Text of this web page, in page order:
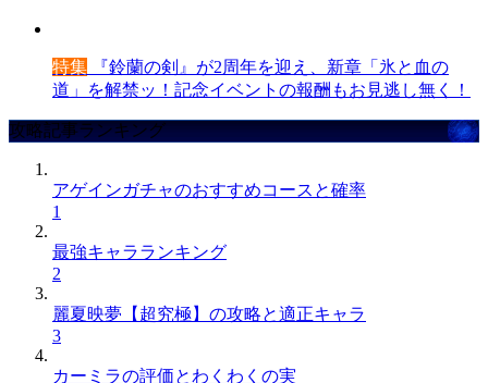
特集 『鈴蘭の剣』が2周年を迎え、新章「氷と血の
道」を解禁ッ！記念イベントの報酬もお見逃し無く！
攻略記事ランキング
アゲインガチャのおすすめコースと確率
1
最強キャラランキング
2
麗夏映夢【超究極】の攻略と適正キャラ
3
カーミラの評価とわくわくの実